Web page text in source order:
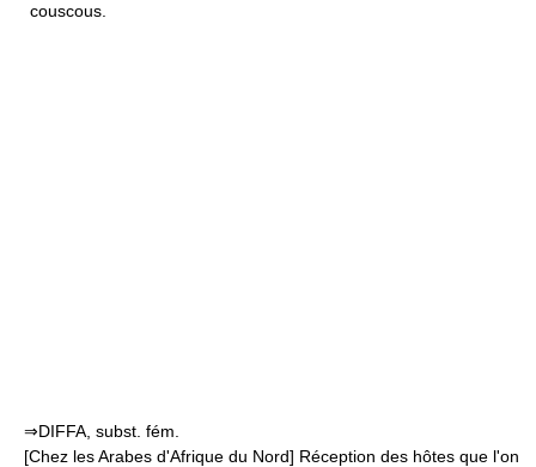
couscous.
⇒DIFFA, subst. fém.
[Chez les Arabes d'Afrique du Nord] Réception des hôtes que l'on